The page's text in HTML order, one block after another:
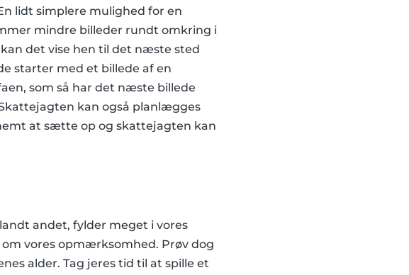
lidt simplere mulighed for en
mindre billeder rundt omkring i
det vise hen til det næste sted
starter med et billede af en
som så har det næste billede
kan også planlægges
at sætte op og skattejagten kan
andet, fylder meget i vores
vores opmærksomhed. Prøv dog
alder. Tag jeres tid til at spille et